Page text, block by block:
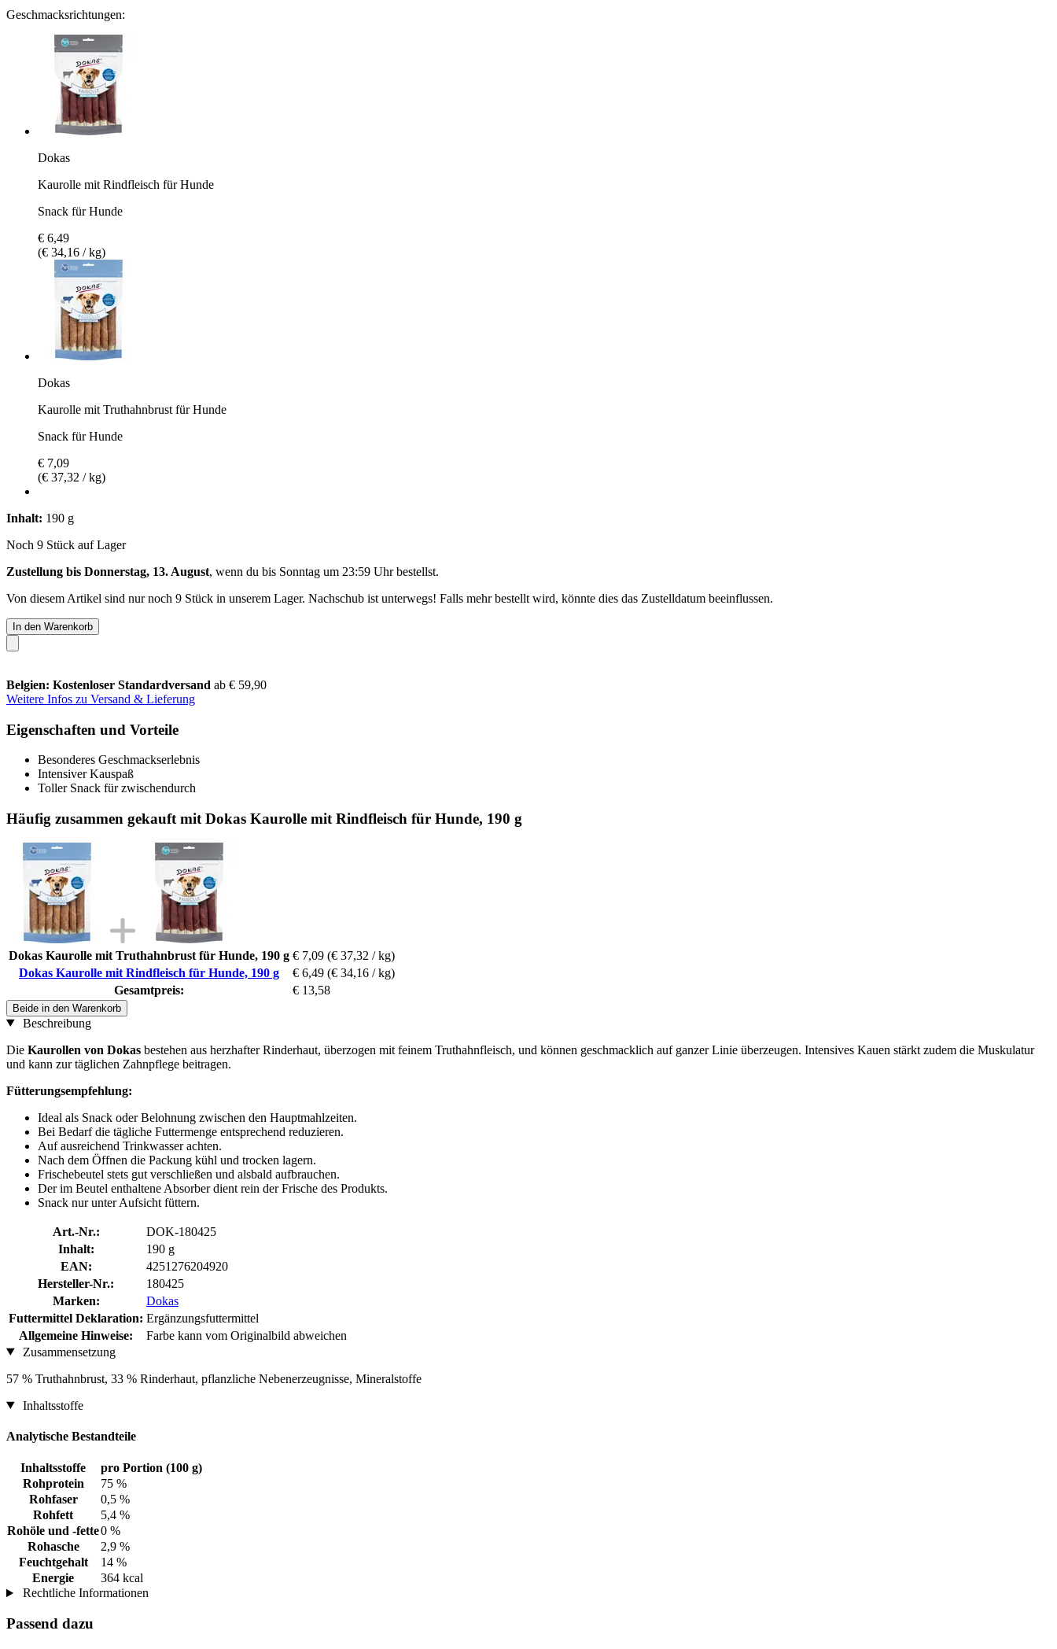
Geschmacksrichtungen:
Dokas
Kaurolle mit Rindfleisch für Hunde
Snack für Hunde
€ 6,49
(€ 34,16 / kg)
Dokas
Kaurolle mit Truthahnbrust für Hunde
Snack für Hunde
€ 7,09
(€ 37,32 / kg)
Inhalt: 190 g
Noch 9 Stück auf Lager
Zustellung bis Donnerstag, 13. August, wenn du bis Sonntag um 23:59 Uhrbestellst.
Von diesem Artikel sind nur noch 9 Stück in unserem Lager. Nachschub ist unterwegs! Falls mehr bestellt wird, könnte dies das Zustelldatum beeinflussen.
In den Warenkorb
Belgien: Kostenloser Standardversand ab € 59,90
Weitere Infos zu Versand & Lieferung
Eigenschaften und Vorteile
Besonderes Geschmackserlebnis
Intensiver Kauspaß
Toller Snack für zwischendurch
Häufig zusammen gekauft mit Dokas Kaurolle mit Rindfleisch für Hunde, 190 g
Dokas Kaurolle mit Truthahnbrust für Hunde, 190 g € 7,09 (€ 37,32 / kg)
Dokas Kaurolle mit Rindfleisch für Hunde, 190 g
€ 6,49 (€ 34,16 / kg)
Gesamtpreis:
€ 13,58
Beide in den Warenkorb
Beschreibung
Die Kaurollen von Dokas bestehen aus herzhafter Rinderhaut, überzogen mit feinem Truthahnfleisch, und können geschmacklich auf ganzer Linie überzeugen. Intensives Kauen stärkt zudem die Muskulatur
und kann zur täglichen Zahnpflege beitragen.
Fütterungsempfehlung:
Ideal als Snack oder Belohnung zwischen den Hauptmahlzeiten.
Bei Bedarf die tägliche Futtermenge entsprechend reduzieren.
Auf ausreichend Trinkwasser achten.
Nach dem Öffnen die Packung kühl und trocken lagern.
Frischebeutel stets gut verschließen und alsbald aufbrauchen.
Der im Beutel enthaltene Absorber dient rein der Frische des Produkts.
Snack nur unter Aufsicht füttern.
Art.-Nr.:
DOK-180425
Inhalt:
190 g
EAN:
4251276204920
Hersteller-Nr.:
180425
Marken:
Dokas
Futtermittel Deklaration: Ergänzungsfuttermittel
Allgemeine Hinweise:
Farbe kann vom Originalbild abweichen
Zusammensetzung
57 % Truthahnbrust, 33 % Rinderhaut, pflanzliche Nebenerzeugnisse, Mineralstoffe
Inhaltsstoffe
Analytische Bestandteile
Inhaltsstoffe
pro Portion (100 g)
Rohprotein
75 %
Rohfaser
0,5 %
Rohfett
5,4 %
Rohöle und -fette0 %
Rohasche
2,9 %
Feuchtgehalt
14 %
Energie
364 kcal
Rechtliche Informationen
Passend dazu